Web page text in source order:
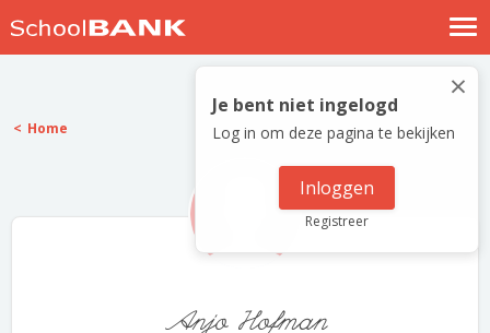
Nostalgische verhalen
Log in
Meld je gratis aan
×
Je bent niet ingelogd
Log in om deze pagina te bekijken
Inloggen
Registreer
Home
Anjo Hofman